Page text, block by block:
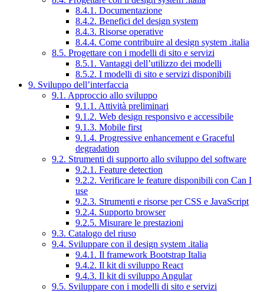
8.4.1. Documentazione
8.4.2. Benefici del design system
8.4.3. Risorse operative
8.4.4. Come contribuire al design system .italia
8.5. Progettare con i modelli di sito e servizi
8.5.1. Vantaggi dell’utilizzo dei modelli
8.5.2. I modelli di sito e servizi disponibili
9. Sviluppo dell’interfaccia
9.1. Approccio allo sviluppo
9.1.1. Attività preliminari
9.1.2. Web design responsivo e accessibile
9.1.3. Mobile first
9.1.4. Progressive enhancement e Graceful
degradation
9.2. Strumenti di supporto allo sviluppo del software
9.2.1. Feature detection
9.2.2. Verificare le feature disponibili con Can I
use
9.2.3. Strumenti e risorse per CSS e JavaScript
9.2.4. Supporto browser
9.2.5. Misurare le prestazioni
9.3. Catalogo del riuso
9.4. Sviluppare con il design system .italia
9.4.1. Il framework Bootstrap Italia
9.4.2. Il kit di sviluppo React
9.4.3. Il kit di sviluppo Angular
9.5. Sviluppare con i modelli di sito e servizi